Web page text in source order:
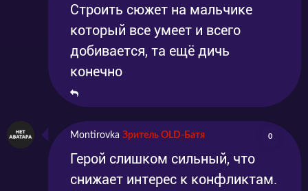
Строить сюжет на мальчике
который все умеет и всего
добивается, та ещё дичь
конечно
Montirovka Зритель OLD-Батя 0
Герой слишком сильный, что
снижает интерес к конфликтам.